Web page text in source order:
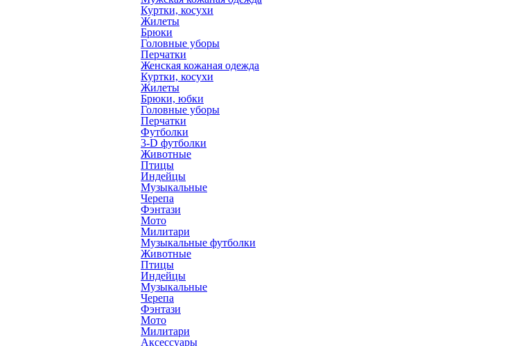
Куртки, косухи
Жилеты
Брюки
Головные уборы
Перчатки
Женская кожаная одежда
Куртки, косухи
Жилеты
Брюки, юбки
Головные уборы
Перчатки
Футболки
3-D футболки
Животные
Птицы
Индейцы
Музыкальные
Черепа
Фэнтази
Мото
Милитари
Музыкальные футболки
Животные
Птицы
Индейцы
Музыкальные
Черепа
Фэнтази
Мото
Милитари
Аксессуары